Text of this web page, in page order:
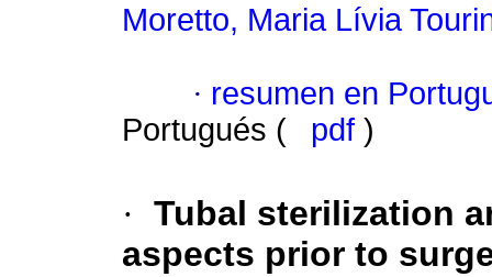
Moretto, Maria Lívia
· resumen en
Portugués (
pdf )
· Tubal sterilization
aspects prior to